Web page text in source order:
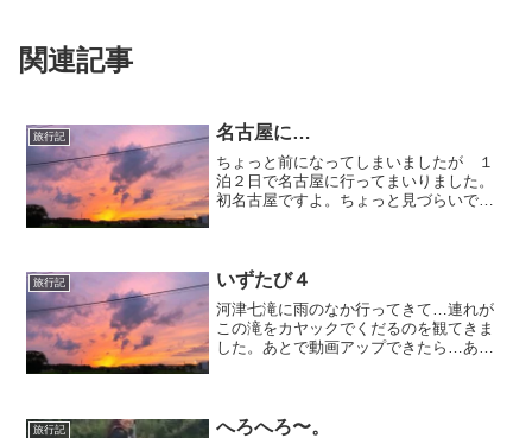
関連記事
旅行記 名古屋に…
ちょっと前になってしまいましたが １
泊２日で名古屋に行ってまいりました。
初名古屋ですよ。ちょっと見づらいです
介している BLUE ...
旅行記 いずたび４
河津七滝に雨のなか行ってきて…連れが
この滝をカヤックでくだるのを観てきま
した。あとで動画アップできたら…あと
旅行記 へろへろ〜。